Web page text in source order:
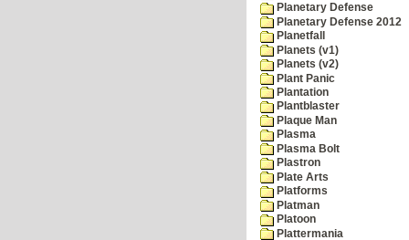
Planetary Defense
Planetary Defense 2012
Planetfall
Planets (v1)
Planets (v2)
Plant Panic
Plantation
Plantblaster
Plaque Man
Plasma
Plasma Bolt
Plastron
Plate Arts
Platforms
Platman
Platoon
Plattermania